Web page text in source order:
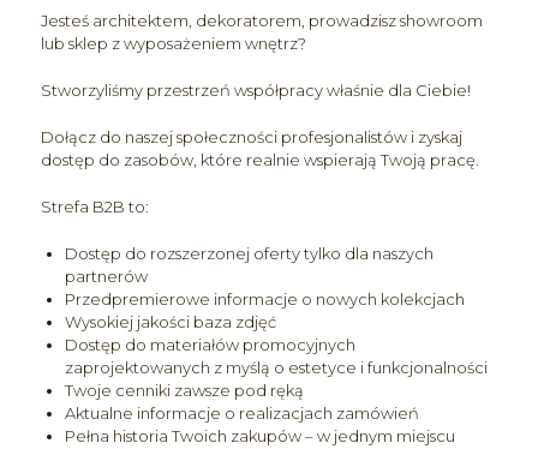
Jesteś architektem, dekoratorem, prowadzisz showroom
lub sklep z wyposażeniem wnętrz?
Stworzyliśmy przestrzeń współpracy właśnie dla Ciebie!
Dołącz do naszej społeczności profesjonalistów i zyskaj
dostęp do zasobów, które realnie wspierają Twoją pracę.
Strefa B2B to:
Dostęp do rozszerzonej oferty tylko dla naszych
partnerów
Przedpremierowe informacje o nowych kolekcjach
Wysokiej jakości baza zdjęć
Dostęp do materiałów promocyjnych
zaprojektowanych z myślą o estetyce i funkcjonalności
Twoje cenniki zawsze pod ręką
Aktualne informacje o realizacjach zamówień
Pełna historia Twoich zakupów – w jednym miejscu